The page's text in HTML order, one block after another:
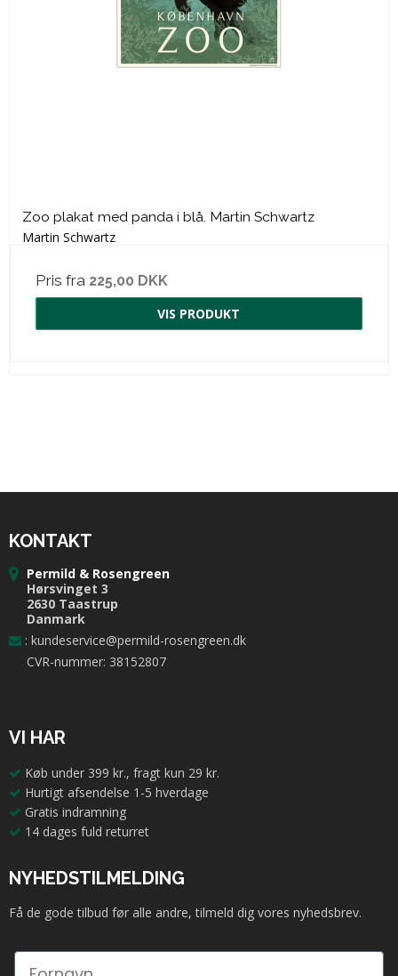
Zoo plakat med panda i blå. Martin Schwartz
Martin Schwartz
Pris fra 225,00 DKK
VIS PRODUKT
KONTAKT
Permild & Rosengreen
Hørsvinget 3
2630 Taastrup
Danmark
: kundeservice@permild-rosengreen.dk
CVR-nummer: 38152807
VI HAR
Køb under 399 kr., fragt kun 29 kr.
Hurtigt afsendelse 1-5 hverdage
Gratis indramning
14 dages fuld returret
NYHEDSTILMELDING
Få de gode tilbud før alle andre, tilmeld dig vores nyhedsbrev.